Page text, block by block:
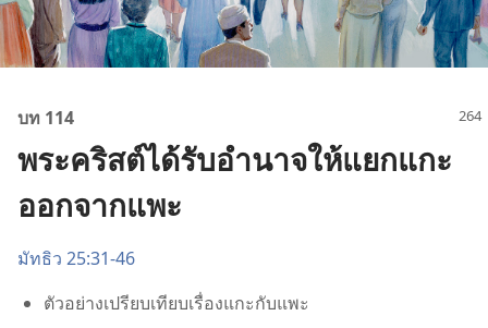
บท 114
พระคริสต์ได้รับอำนาจให้แยกแกะ
ออกจากแพะ
มัทธิว 25:31-46
ตัว​อย่าง​เปรียบ​เทียบ​เรื่อง​แกะ​กับ​แพะ